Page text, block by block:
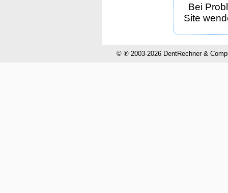
Bei
Site
© ℗ 2003-2026 DentRechner &